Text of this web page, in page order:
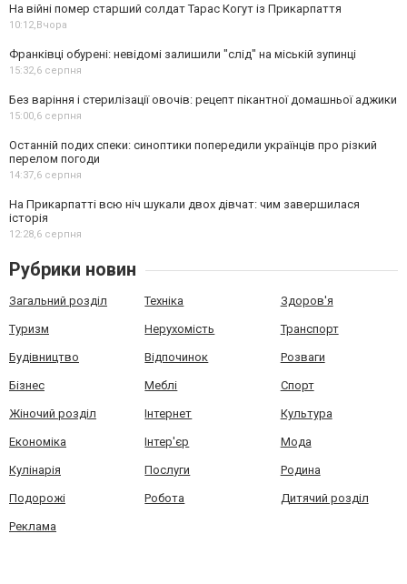
На війні помер старший солдат Тарас Когут із Прикарпаття
10:12, Вчора
Франківці обурені: невідомі залишили "слід" на міській зупинці
15:32, 6 серпня
Без варіння і стерилізації овочів: рецепт пікантної домашньої аджики
15:00, 6 серпня
Останній подих спеки: синоптики попередили українців про різкий
перелом погоди
14:37, 6 серпня
На Прикарпатті всю ніч шукали двох дівчат: чим завершилася
історія
12:28, 6 серпня
Рубрики новин
Загальний розділ Техніка Здоров'я
Туризм Нерухомість Транспорт
Будівництво Відпочинок Розваги
Бізнес Меблі Спорт
Жіночий розділ Інтернет Культура
Економіка Інтер'єр Мода
Кулінарія Послуги Родина
Подорожі Робота Дитячий розділ
Реклама